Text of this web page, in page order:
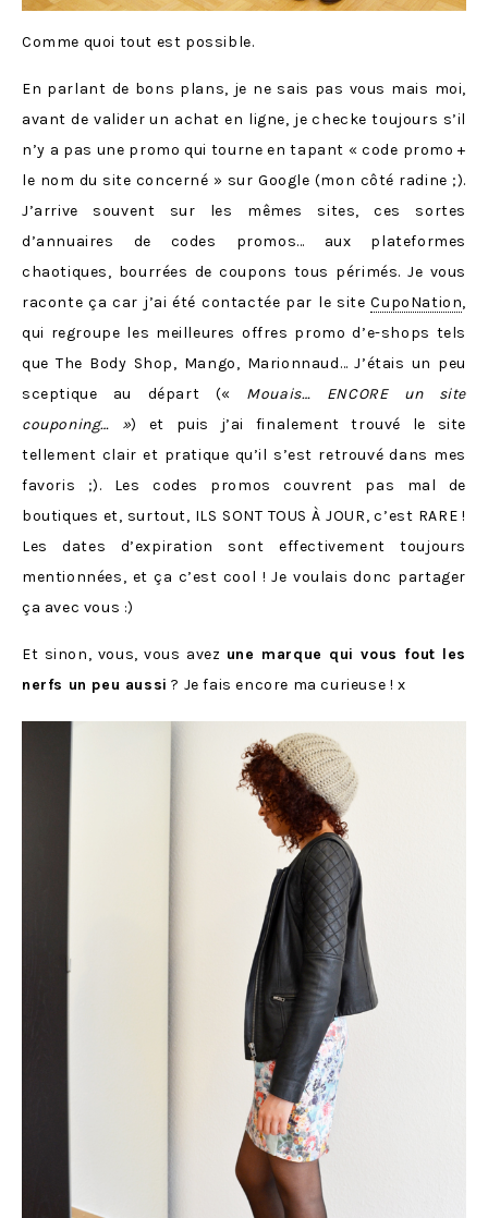
Comme quoi tout est possible.
En parlant de bons plans, je ne sais pas vous mais moi,
avant de valider un achat en ligne, je checke toujours s’il
n’y a pas une promo qui tourne en tapant « code promo +
le nom du site concerné » sur Google (mon côté radine ;).
J’arrive souvent sur les mêmes sites, ces sortes
d’annuaires de codes promos… aux plateformes
chaotiques, bourrées de coupons tous périmés. Je vous
raconte ça car j’ai été contactée par le siteCupoNation,
qui regroupe les meilleures offres promo d’e-shops tels
que The Body Shop, Mango, Marionnaud… J’étais un peu
sceptique au départ (« Mouais… ENCORE un site
couponing… ») et puis j’ai finalement trouvé le site
tellement clair et pratique qu’il s’est retrouvé dans mes
favoris ;). Les codes promos couvrent pas mal de
boutiques et, surtout, ILS SONT TOUS À JOUR, c’est RARE !
Les dates d’expiration sont effectivement toujours
mentionnées, et ça c’est cool ! Je voulais donc partager
ça avec vous :)
Et sinon, vous, vous avez une marque qui vous fout les
nerfs un peu aussi ? Je fais encore ma curieuse ! x